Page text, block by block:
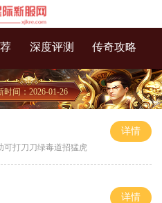
深度评测 传奇攻略
时间：2026-01-26
可打刀刀绿毒道招猛虎
详情
详情